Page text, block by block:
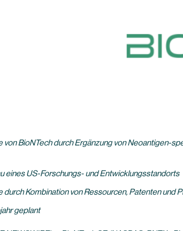
BioNTech durch Ergänzung von Neoantigen-
eines US-Forschungs- und Entwicklungsstandorts
Kombination von Ressourcen, Patenten und
geplant